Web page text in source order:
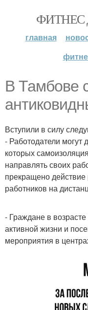
ФИТНЕС
главная
В Тамбове
Вступили в силу
- Работодатели могут
которых
направлять своих
прекращено
работников на
- Граждане в
активной жизни и
мероприятия в